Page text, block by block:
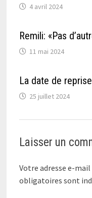
4 avril 2024
Remili: «Pas
11 mai 2024
La date de
25 juillet 2024
Laisser un
Votre adresse e-
obligatoires sont